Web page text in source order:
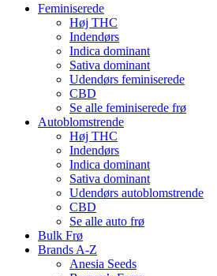
Feminiserede
Høj THC
Indendørs
Indica dominant
Sativa dominant
Udendørs feminiserede
CBD
Se alle feminiserede frø
Autoblomstrende
Høj THC
Indendørs
Indica dominant
Sativa dominant
Udendørs autoblomstrende
CBD
Se alle auto frø
Bulk Frø
Brands A-Z
Anesia Seeds